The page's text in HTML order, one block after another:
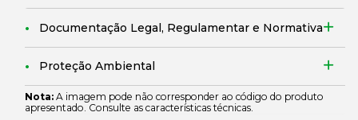
Documentação Legal, Regulamentar e Normativa
Proteção Ambiental
Nota: A imagem pode não corresponder ao código do produto
apresentado. Consulte as características técnicas.